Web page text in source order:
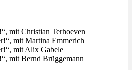
mit Christian Terhoeven
mit Martina Emmerich
mit Alix Gabele
mit Bernd Brüggemann